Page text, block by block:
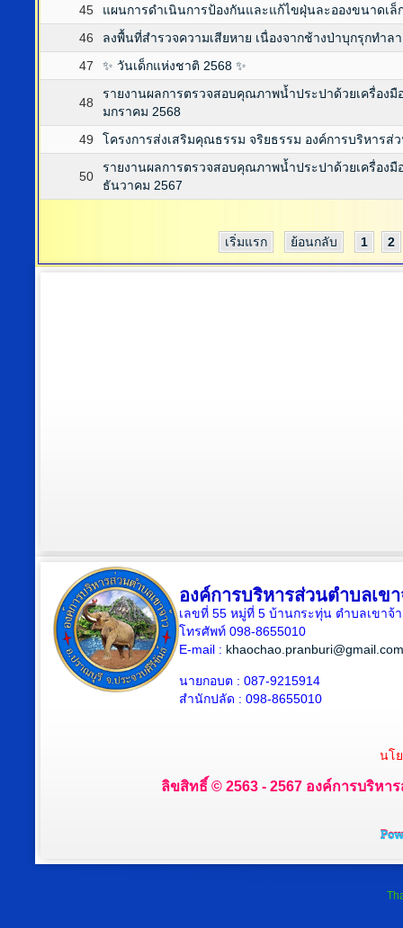
45
แผนการดำเนินการป้องกันและแก้ไขฝุ่นละอองขนาดเล็
46
ลงพื้นที่สำรวจความเสียหาย เนื่องจากช้างป่าบุกรุกทำล
47
✨ วันเด็กแห่งชาติ 2568 ✨
48
รายงานผลการตรวจสอบคุณภาพน้ำประปาด้วยเครื่องมื
มกราคม 2568
49
โครงการส่งเสริมคุณธรรม จริยธรรม องค์การบริหาร
50
รายงานผลการตรวจสอบคุณภาพน้ำประปาด้วยเครื่องมื
ธันวาคม 2567
เริ่มแรก ย้อนกลับ 1 2
องค์การบริหารส่วนตำบลเข
เลขที่ 55 หมู่ที่ 5 บ้านกระทุ่น ตำบลเขาจ้
โทรศัพท์ 098-8655010
E-mail : khaochao.pranburi@gmail.com
นายกอบต : 087-9215914
สำนักปลัด : 098-8655010
นโ
ลิขสิทธิ์ © 2563 - 2567 องค์การบริหา